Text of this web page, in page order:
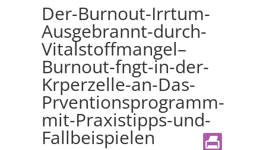
Der-Burnout-Irrtum-
Ausgebrannt-durch-
Vitalstoffmangel–
Burnout-fngt-in-der-
Krperzelle-an-Das-
Prventionsprogramm-
mit-Praxistipps-und-
Fallbeispielen